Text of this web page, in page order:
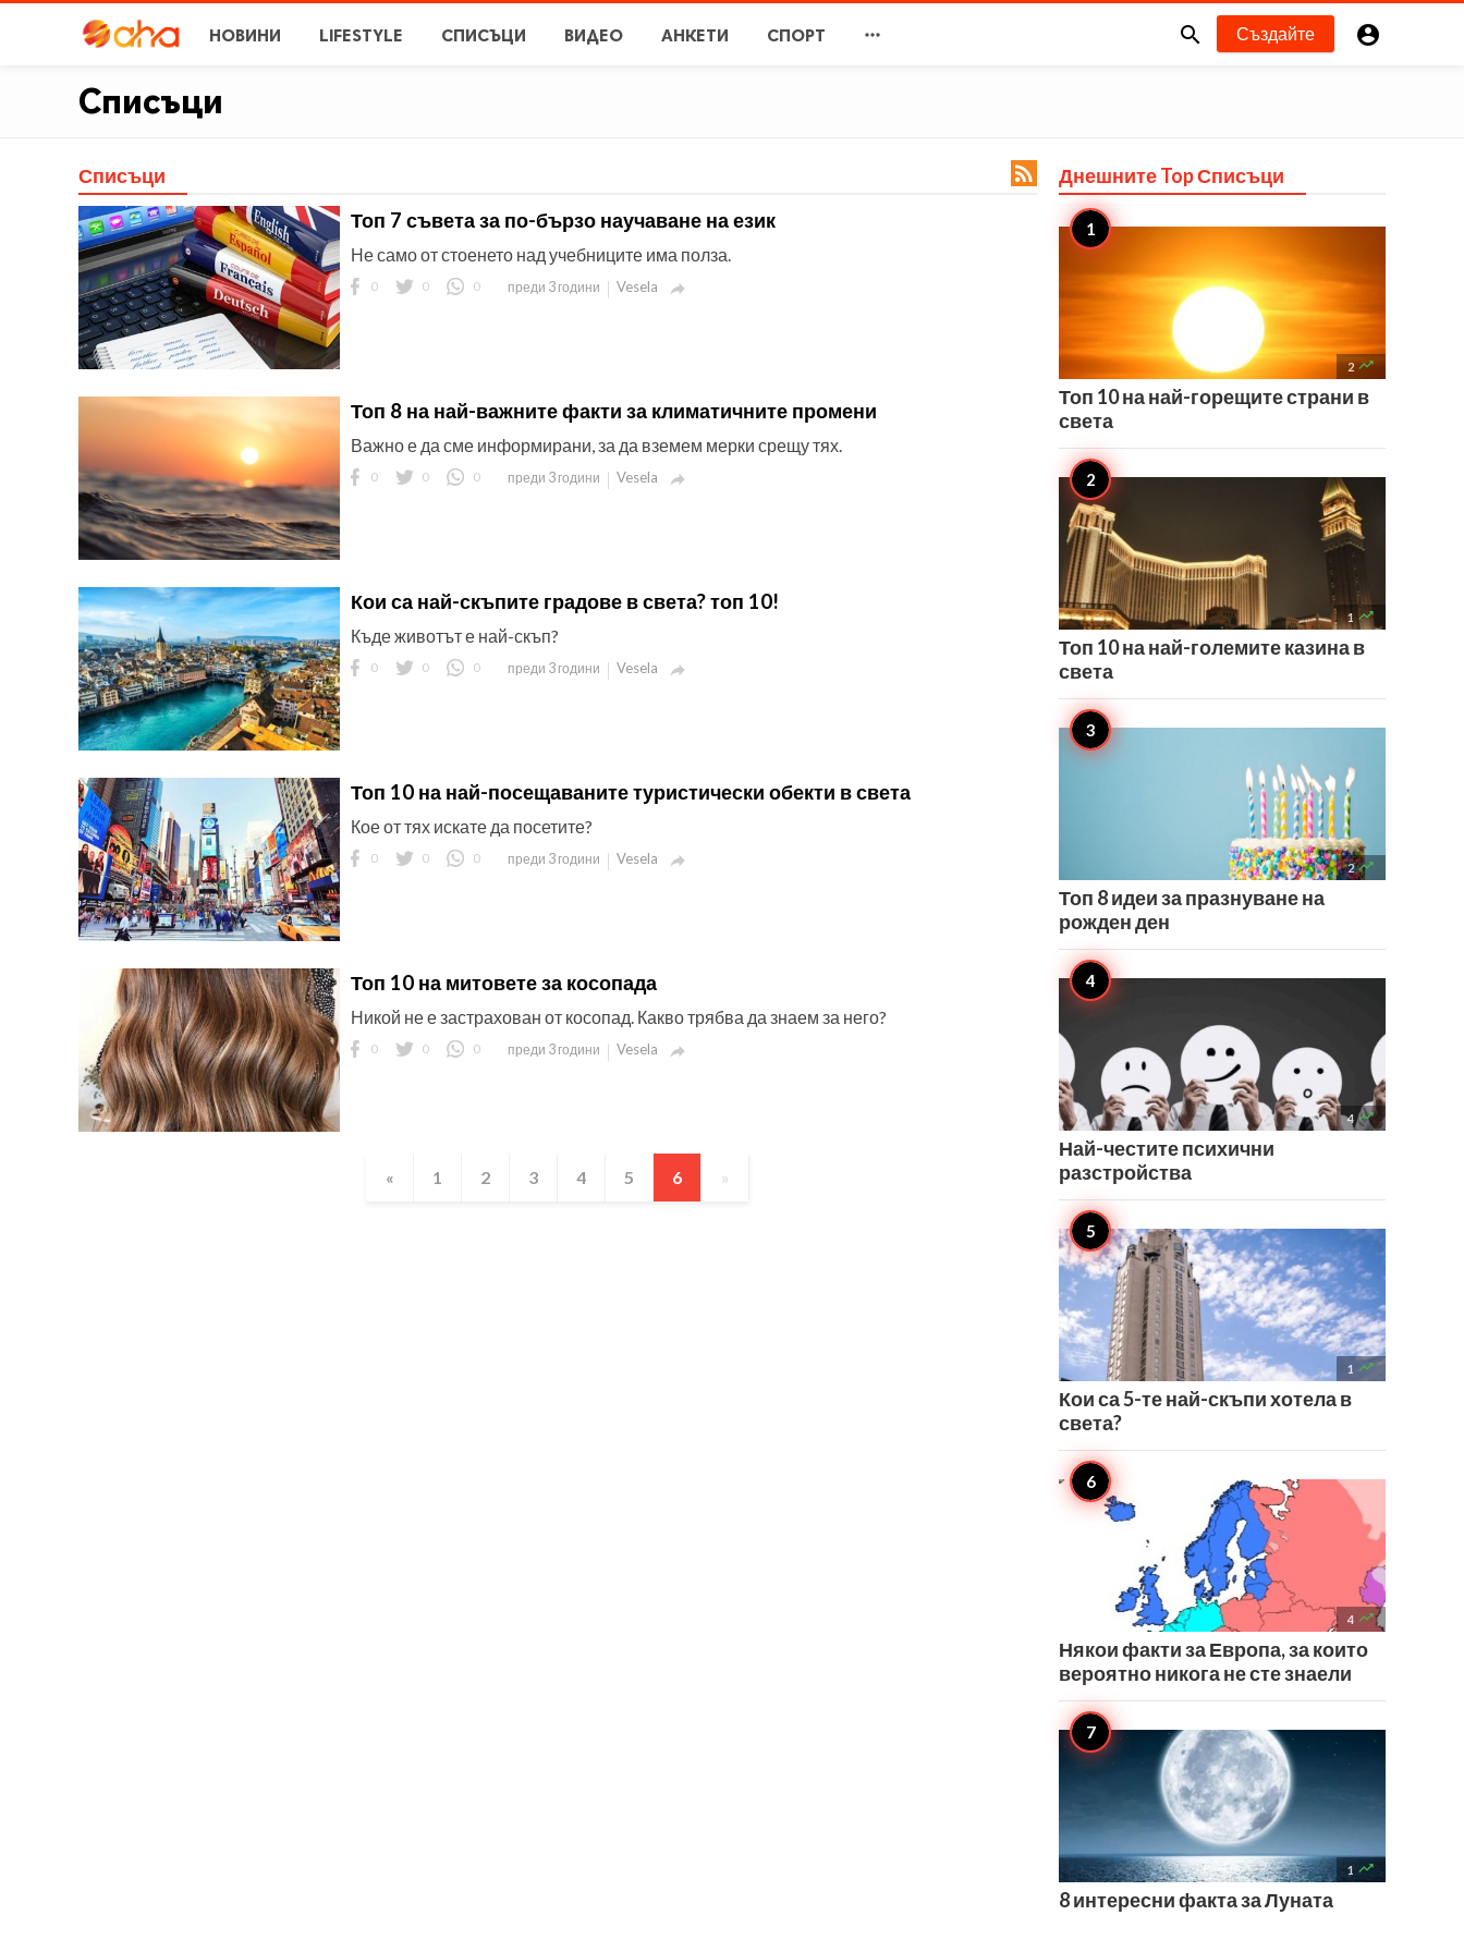
НОВИНИ LIFESTYLE СПИСЪЦИ ВИДЕО АНКЕТИ СПОРТ   Създайте 
Списъци
Списъци 
Топ 7 съвета за по-бързо научаване на език
Не само от стоенето над учебниците има полза.
0 0 0 преди 3 години Vesela 
Топ 8 на най-важните факти за климатичните промени
Важно е да сме информирани, за да вземем мерки срещу тях.
0 0 0 преди 3 години Vesela 
Кои са най-скъпите градове в света? топ 10!
Къде животът е най-скъп?
0 0 0 преди 3 години Vesela 
Топ 10 на най-посещаваните туристически обекти в света
Кое от тях искате да посетите?
0 0 0 преди 3 години Vesela 
Топ 10 на митовете за косопада
Никой не е застрахован от косопад. Какво трябва да знаем за него?
0 0 0 преди 3 години Vesela 
« 1 2 3 4 5 6 »
Днешните TopСписъци
2 
Топ 10 на най-горещите страни в
света
1 
Топ 10 на най-големите казина в
света
2 
Топ 8 идеи за празнуване на
рожден ден
4 
Най-честите психични
разстройства
1 
Кои са 5-те най-скъпи хотела в
света?
4 
Някои факти за Европа, за които
вероятно никога не сте знаели
1 
8 интересни факта за Луната